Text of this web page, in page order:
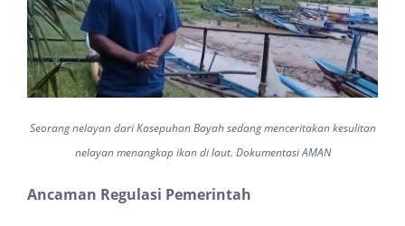
Seorang nelayan dari Kasepuhan Bayah sedang menceritakan kesulitan
nelayan menangkap ikan di laut. Dokumentasi AMAN
Ancaman Regulasi Pemerintah